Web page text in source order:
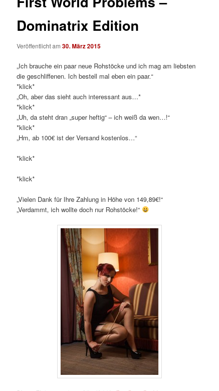
Dominatrix Edition
Veröffentlicht am30. März 2015
„Ich brauche ein paar neue Rohstöcke und ich mag am liebsten
die geschliffenen. Ich bestell mal eben ein paar.“
*klick*
„Oh, aber das sieht auch interessant aus…*
*klick*
„Uh, da steht dran „super heftig“ – ich weiß da wen…!“
*klick*
„Hm, ab 100€ ist der Versand kostenlos…“
*klick*
*klick*
„Vielen Dank für Ihre Zahlung in Höhe von 149,89€!“
„Verdammt, ich wollte doch nur Rohstöcke!“